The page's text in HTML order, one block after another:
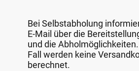
Bei Selbstabholung
E-Mail über die
und die
Fall werden keine
berechnet.